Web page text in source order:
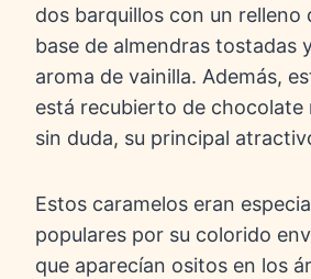
dos barquillos con un relleno
base de almendras tostadas
aroma de vainilla. Además,
está recubierto de chocolate
sin duda, su principal
Estos caramelos eran
populares por su colorido
que aparecían ositos en los